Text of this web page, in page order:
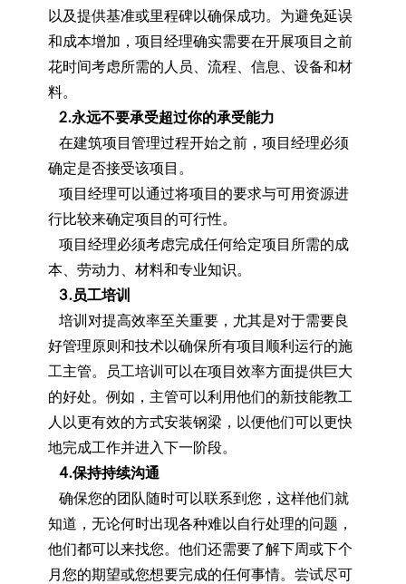
以及提供基准或里程碑以确保成功。为避免延误
和成本增加，项目经理确实需要在开展项目之前
花时间考虑所需的人员、流程、信息、设备和材
料。
2.永远不要承受超过你的承受能力
在建筑项目管理过程开始之前，项目经理必须
确定是否接受该项目。
项目经理可以通过将项目的要求与可用资源进
行比较来确定项目的可行性。
项目经理必须考虑完成任何给定项目所需的成
本、劳动力、材料和专业知识。
3.员工培训
培训对提高效率至关重要，尤其是对于需要良
好管理原则和技术以确保所有项目顺利运行的施
工主管。员工培训可以在项目效率方面提供巨大
的好处。例如，主管可以利用他们的新技能教工
人以更有效的方式安装钢梁，以便他们可以更快
地完成工作并进入下一阶段。
4.保持持续沟通
确保您的团队随时可以联系到您，这样他们就
知道，无论何时出现各种难以自行处理的问题，
他们都可以来找您。他们还需要了解下周或下个
月您的期望或您想要完成的任何事情。尝试尽可